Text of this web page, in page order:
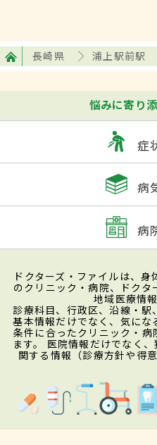
長崎県 浦上駅前駅
悩みに寄り
症
病
病
ドクターズ・ファイルは、
のクリニック・病院、ドク
地域医療情
診療科目、行政区、沿線・
基本情報だけでなく、気にな
条件に合ったクリニック・
ます。 医院情報だけでなく
関する情報（診療方針や得